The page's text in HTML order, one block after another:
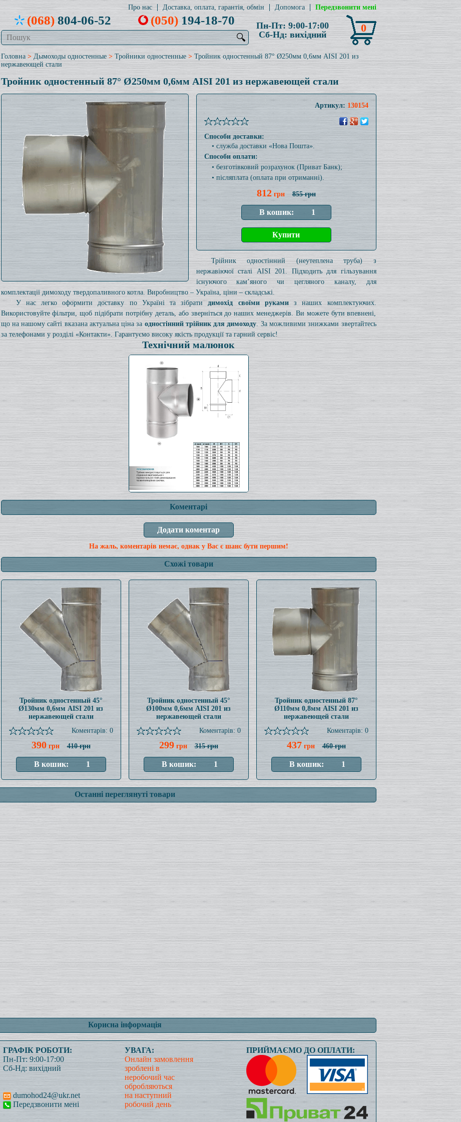
Про нас Доставка, оплата, гарантія, обмін Допомога Передзвонити мені
(068)804-06-52 (050)194-18-70
🔍
Пн-Пт: 9:00-17:00
Сб-Нд: вихідний
0
Головна> Дымоходы одностенные> Тройники одностенные> Тройник одностенный 87° Ø250мм 0,6мм AISI 201 из
нержавеющей стали
Тройник одностенный 87° Ø250мм 0,6мм AISI 201 из нержавеющей стали
Артикул:130154
Способи доставки:
• служба доставки «Нова Пошта».
Способи оплати:
• безготівковий розрахунок (Приват Банк);
• післяплата (оплата при отриманні).
812грн 855 грн
Трійник одностінний (неутеплена труба) з
нержавіючої сталі AISI 201. Підходить для гільзування
існуючого кам’яного чи цегляного каналу, для
комплектації димоходу твердопаливного котла. Виробництво – Україна, ціни – складські.
У нас легко оформити доставку по Україні та зібратидимохід своїми рукамиз наших комплектуючих.
Використовуйте фільтри, щоб підібрати потрібну деталь, або зверніться до наших менеджерів. Ви можете бути впевнені,
що на нашому сайті вказана актуальна ціна заодностінний трійник для димоходу. За можливими знижками звертайтесь
за телефонами у розділі «Контакти». Гарантуємо високу якість продукції та гарний сервіс!
Технічний малюнок
Коментарі
На жаль, коментарів немає, однак у Вас є шанс бути першим!
Схожі товари
Тройник одностенный 45°
Ø130мм 0,6мм AISI 201 из
нержавеющей стали
Коментарів: 0
390грн 410 грн
Тройник одностенный 45°
Ø100мм 0,6мм AISI 201 из
нержавеющей стали
Коментарів: 0
299грн 315 грн
Тройник одностенный 87°
Ø110мм 0,8мм AISI 201 из
нержавеющей стали
Коментарів: 0
437 грн 460 грн
Останні переглянуті товари
Корисна інформація
ГРАФІК РОБОТИ:
Пн-Пт: 9:00-17:00
Сб-Нд: вихідний
dumohod24@ukr.net
Передзвонити мені
УВАГА:
Онлайн замовлення
зроблені в
неробочий час
обробляються
на наступний
робочий день
ПРИЙМАЄМО ДО ОПЛАТИ: